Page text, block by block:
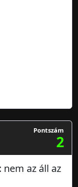
Pontszám
2
nem az áll az